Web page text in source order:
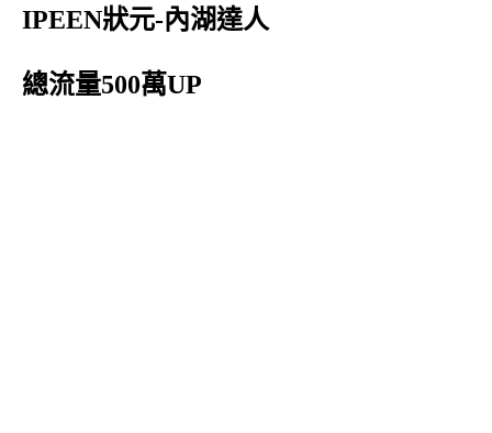
IPEEN狀元-內湖達人
總流量500萬UP